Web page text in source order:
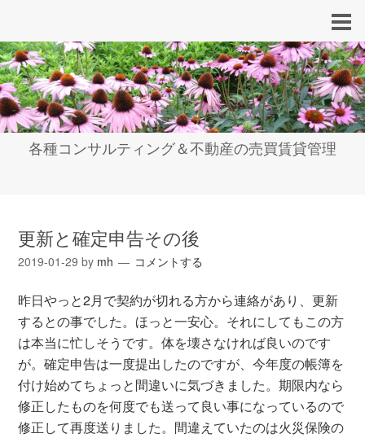
各種コンサルティング＆不動産の売買賃貸管理
更新と確定申告その後
2019-01-29 by mh コメントする
昨日やっと2月で契約が切れる方から連絡があり、更新
するとの事でした。ほっと一安心。それにしてもこの方
は本当に忙しそうです。体を壊さなければ良いのです
が。確定申告は一度提出したのですが、今年度の帳簿を
付け始めてちょっと間違いに気づきました。期限内なら
修正したものを何度でも送って良い事になっているので
修正して再度送りました。間違えていたのは火災保険の